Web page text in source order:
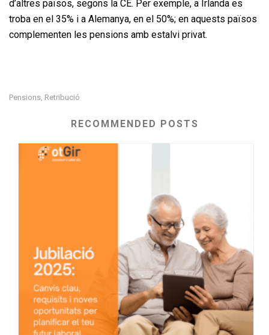
d’altres països, segons la CE. Per exemple, a Irlanda es
troba en el 35% i a Alemanya, en el 50%; en aquests països
complementen les pensions amb estalvi privat.
Pensions, Retribució
RECOMMENDED POSTS